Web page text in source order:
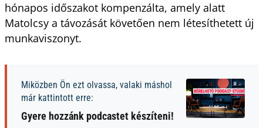
hónapos időszakot kompenzálta, amely alatt
Matolcsy a távozását követően nem létesíthetett új
munkaviszonyt.
Miközben Ön ezt olvassa, valaki máshol
már kattintott erre:
Gyere hozzánk podcastet készíteni!